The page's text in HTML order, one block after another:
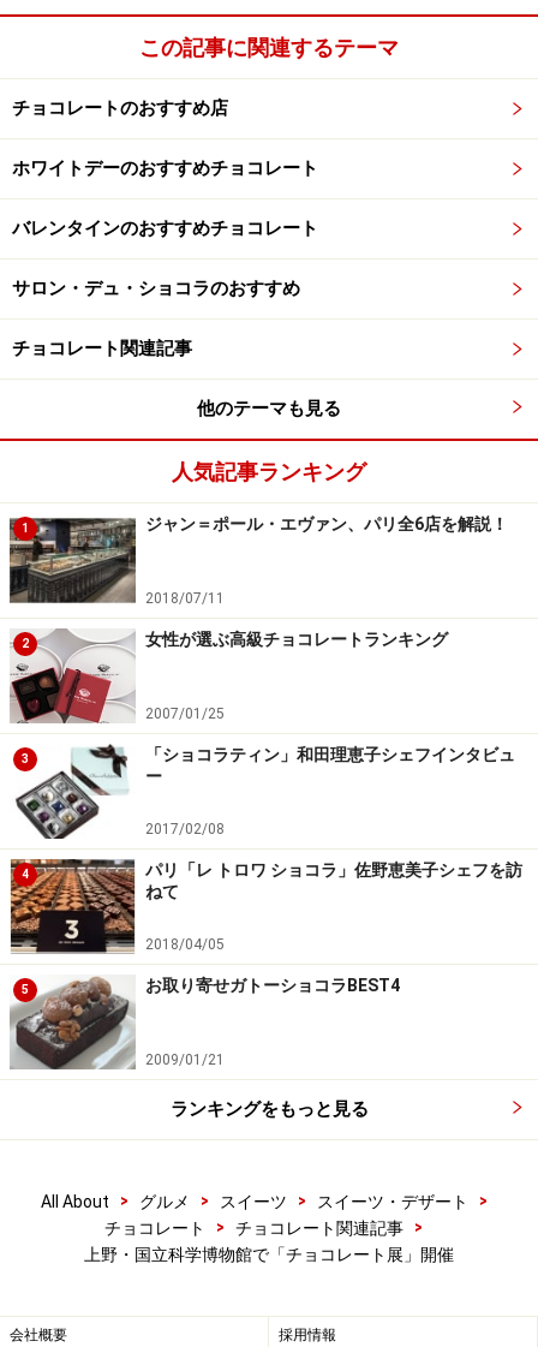
この記事に関連するテーマ
チョコレートのおすすめ店
ホワイトデーのおすすめチョコレート
バレンタインのおすすめチョコレート
サロン・デュ・ショコラのおすすめ
チョコレート関連記事
他のテーマも見る
人気記事ランキング
1 ジャン＝ポール・エヴァン、パリ全6店を解説！
2018/07/11
2 女性が選ぶ高級チョコレートランキング
2007/01/25
3
「ショコラティン」和田理恵子シェフインタビュ
ー
2017/02/08
4
パリ「レ トロワ ショコラ」佐野恵美子シェフを訪
ねて
2018/04/05
5 お取り寄せガトーショコラBEST4
2009/01/21
ランキングをもっと見る
All About > グルメ > スイーツ > スイーツ・デザート
>
チョコレート
> チョコレート関連記事
>
上野・国立科学博物館で「チョコレート展」開催
会社概要 採用情報